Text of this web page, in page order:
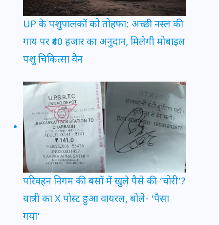
UP के पशुपालकों को तोहफा: अच्छी नस्ल की
गाय पर ₹40 हजार का अनुदान, मिलेगी मोबाइल
पशु चिकित्सा वैन
परिवहन निगम की बसों में खुले पैसे की ‘चोरी’?
यात्री का X पोस्ट हुआ वायरल, बोले- ‘पैसा
गया’